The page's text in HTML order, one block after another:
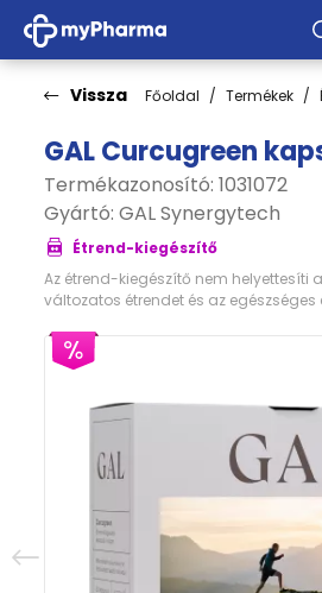
Vissza Főoldal Termékek
GAL Curcugreen
Termékazonosító: 1031072
Gyártó: GAL Synergytech
Étrend-kiegészítő
Az étrend-kiegészítő nem helyettesíti
változatos étrendet és az egészséges